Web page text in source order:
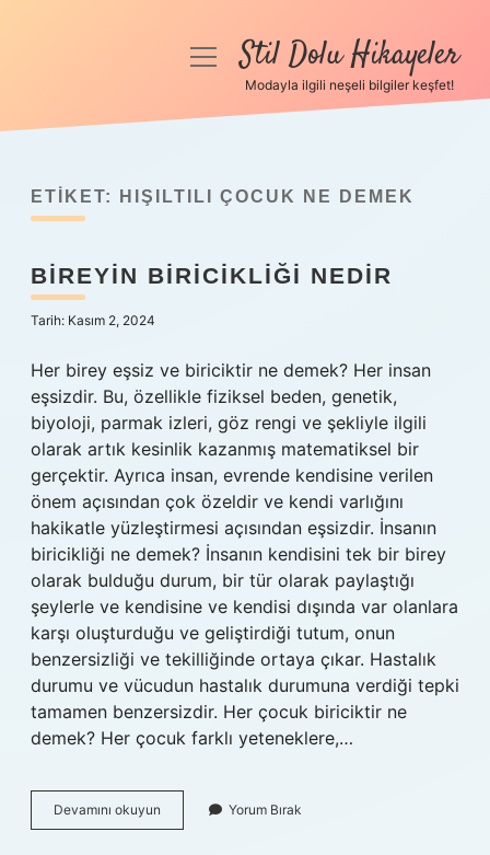
Anasayfa
Yasal Uyarı
Hakkımızda
menüyüStil Dolu Hikayeler
Modayla ilgili neşeli bilgiler keşfet!
ETIKET: HIŞILTILI ÇOCUK NE DEMEK
BIREYIN BIRICIKLIĞI NEDIR
Tarih: Kasım 2, 2024
Her birey eşsiz ve biriciktir ne demek? Her insan
eşsizdir. Bu, özellikle fiziksel beden, genetik,
biyoloji, parmak izleri, göz rengi ve şekliyle ilgili
olarak artık kesinlik kazanmış matematiksel bir
gerçektir. Ayrıca insan, evrende kendisine verilen
önem açısından çok özeldir ve kendi varlığını
hakikatle yüzleştirmesi açısından eşsizdir. İnsanın
biricikliği ne demek? İnsanın kendisini tek bir birey
olarak bulduğu durum, bir tür olarak paylaştığı
şeylerle ve kendisine ve kendisi dışında var olanlara
karşı oluşturduğu ve geliştirdiği tutum, onun
benzersizliği ve tekilliğinde ortaya çıkar. Hastalık
durumu ve vücudun hastalık durumuna verdiği tepki
tamamen benzersizdir. Her çocuk biriciktir ne
demek? Her çocuk farklı yeteneklere,…
Devamını okuyun
Biricikliği
Yorum Bırak